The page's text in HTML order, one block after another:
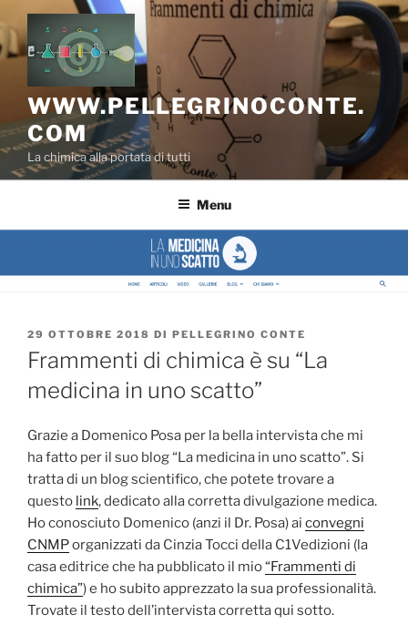
Salta
al
contenuto
WWW.PELLEGRINOCONTE.
COM
La chimica alla portata di tutti
Menu
PUBBLICATO
IL
29 OTTOBRE 2018 DI PELLEGRINO CONTE
Frammenti di chimica è su “La
medicina in uno scatto”
Grazie a Domenico Posa per la bella intervista che mi
ha fatto per il suo blog “La medicina in uno scatto”. Si
tratta di un blog scientifico, che potete trovare a
questo link, dedicato alla corretta divulgazione medica.
Ho conosciuto Domenico (anzi il Dr. Posa) ai convegni
CNMPorganizzati da Cinzia Tocci della C1Vedizioni (la
casa editrice che ha pubblicato il mio“Frammenti di
chimica”) e ho subito apprezzato la sua professionalità.
Trovate il testo dell’intervista corretta qui sotto.